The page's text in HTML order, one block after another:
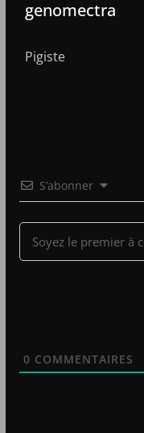
genomectra
Pigiste
S’abonner
0 COMMENTAIRES